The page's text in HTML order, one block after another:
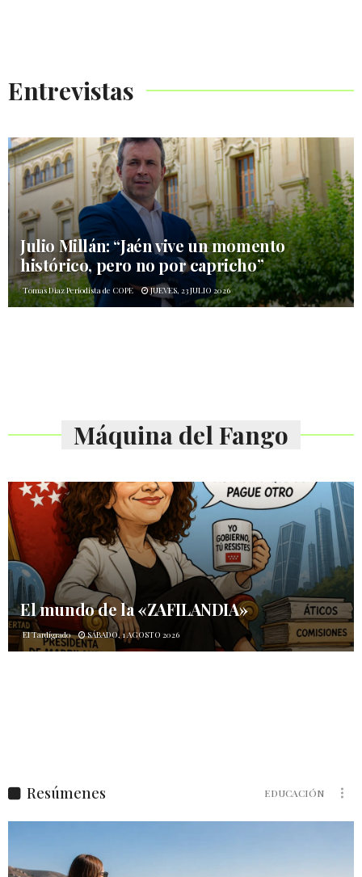
Entrevistas
Julio Millán: “Jaén vive un momento
histórico, pero no por capricho”
Tomas Diaz Periodista de COPE JUEVES, 23 JULIO 2026
Máquina del Fango
El mundo de la «ZAFILANDIA»
El Tardígrado SÁBADO, 1 AGOSTO 2026
Resúmenes EDUCACIÓN